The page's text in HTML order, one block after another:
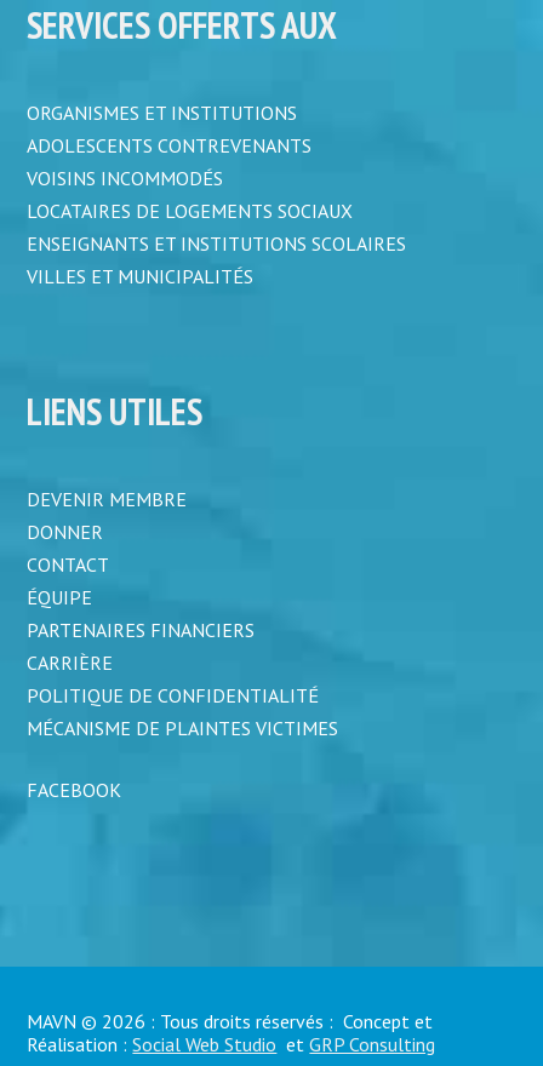
SERVICES OFFERTS AUX
ORGANISMES ET INSTITUTIONS
ADOLESCENTS CONTREVENANTS
VOISINS INCOMMODÉS
LOCATAIRES DE LOGEMENTS SOCIAUX
ENSEIGNANTS ET INSTITUTIONS SCOLAIRES
VILLES ET MUNICIPALITÉS
LIENS UTILES
DEVENIR MEMBRE
DONNER
CONTACT
ÉQUIPE
PARTENAIRES FINANCIERS
CARRIÈRE
POLITIQUE DE CONFIDENTIALITÉ
MÉCANISME DE PLAINTES VICTIMES
FACEBOOK
MAVN © 2026 : Tous droits réservés : Concept et
Réalisation :Social Web Studio etGRP Consulting